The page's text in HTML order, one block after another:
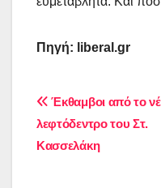
Πηγή: liberal .gr
Πλοήγηση
άρθρων
Έκθαμβοι από το
λεφτόδεντρο του Στ.
Κασσελάκη